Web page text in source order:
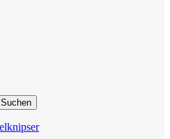
Suchen